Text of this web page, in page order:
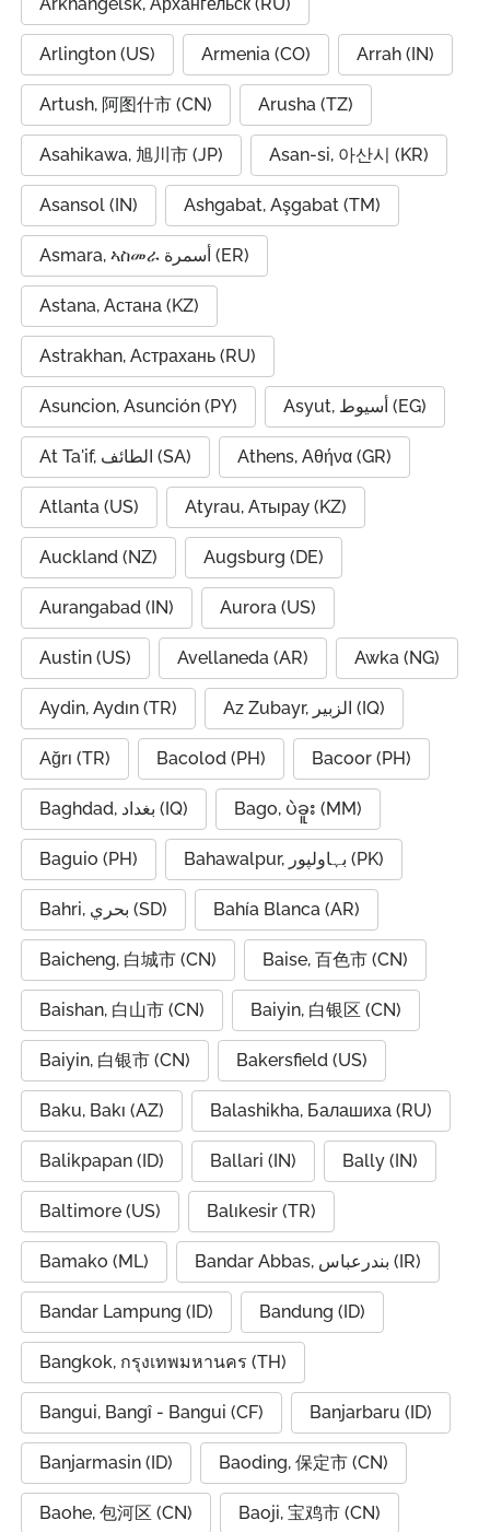
Arlington (US) Armenia (CO) Arrah (IN)
Artush, 阿图什市 (CN) Arusha (TZ)
Asahikawa, 旭川市 (JP) Asan-si, 아산시 (KR)
Asansol (IN) Ashgabat, Aşgabat (TM)
Asmara, ኣስመራ أسمرة (ER)
Astana, Астана (KZ)
Astrakhan, Астрахань (RU)
Asuncion, Asunción (PY) Asyut, أسيوط (EG)
At Ta'if, الطائف (SA) Athens, Αθήνα (GR)
Atlanta (US) Atyrau, Атырау (KZ)
Auckland (NZ) Augsburg (DE)
Aurangabad (IN) Aurora (US)
Austin (US) Avellaneda (AR) Awka (NG)
Aydin, Aydın (TR) Az Zubayr, الزبير (IQ)
Ağrı (TR) Bacolod (PH) Bacoor (PH)
Baghdad, بغداد (IQ) Bago, ပဲခူး (MM)
Baguio (PH) Bahawalpur, بہاولپور (PK)
Bahri, بحري (SD) Bahía Blanca (AR)
Baicheng, 白城市 (CN) Baise, 百色市 (CN)
Baishan, 白山市 (CN) Baiyin, 白银区 (CN)
Baiyin, 白银市 (CN) Bakersfield (US)
Baku, Bakı (AZ) Balashikha, Балашиха (RU)
Balikpapan (ID) Ballari (IN) Bally (IN)
Baltimore (US) Balıkesir (TR)
Bamako (ML) Bandar Abbas, بندرعباس (IR)
Bandar Lampung (ID) Bandung (ID)
Bangkok, กรุงเทพมหานคร (TH)
Bangui, Bangî - Bangui (CF) Banjarbaru (ID)
Banjarmasin (ID) Baoding, 保定市 (CN)
Baohe, 包河区 (CN) Baoji, 宝鸡市 (CN)